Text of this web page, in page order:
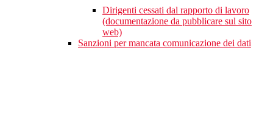
Dirigenti cessati dal rapporto di lavoro
(documentazione da pubblicare sul sito
web)
Sanzioni per mancata comunicazione dei dati